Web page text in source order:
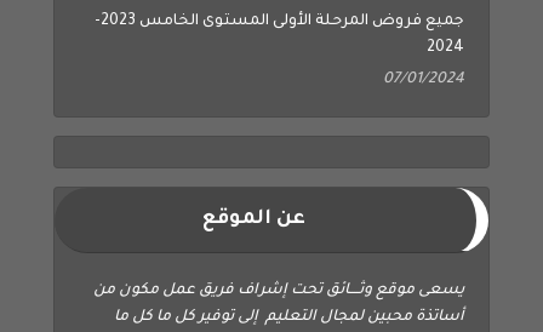
جميع فروض المرحلة الأولى المستوى الخامس 2023-
2024
07/01/2024
عن الموقع
يسعى موقع وثــــائق تحت إشراف فريق عمل مكون من
أساتذة محبين لمجال التعليم إلى توفير كل ما كل ما